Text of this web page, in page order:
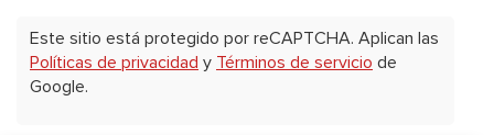
Este sitio está protegido por reCAPTCHA. Aplican las
Políticas de privacidad y Términos de servicio de
Google.